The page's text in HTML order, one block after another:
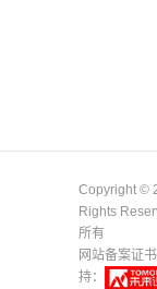
Copyright ©
Rights
所有
网站备案证书
持：